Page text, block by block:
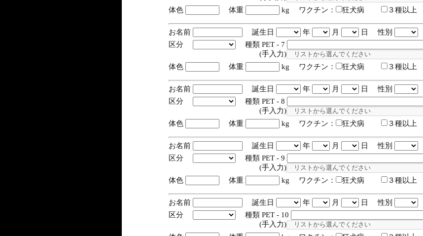
体色
体重 kg ワクチン： 狂犬病 ３種以上
お名前 誕生日 年 月
日 性別
区分
種類 PET - 7
(手入力)
体色
体重 kg ワクチン： 狂犬病 ３種以上
お名前 誕生日 年 月
日 性別
区分
種類 PET - 8
(手入力)
体色
体重 kg ワクチン： 狂犬病 ３種以上
お名前 誕生日 年 月
日 性別
区分
種類 PET - 9
(手入力)
体色
体重 kg ワクチン： 狂犬病 ３種以上
お名前 誕生日 年 月
日 性別
区分
種類 PET - 10
(手入力)